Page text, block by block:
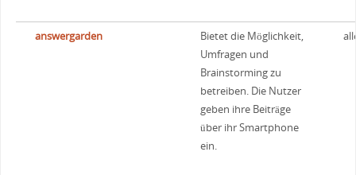
answergarden
Bietet die Möglichkeit,
Umfragen und
Brainstorming zu
betreiben. Die Nutzer
geben ihre Beiträge
über ihr Smartphone
ein.